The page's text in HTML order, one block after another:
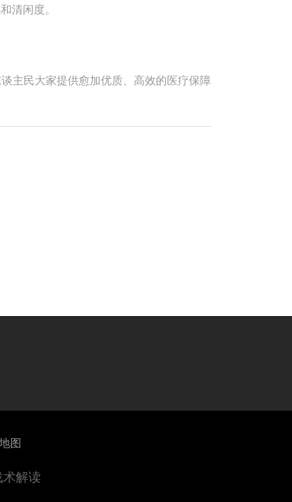
清闲度。
主民大家提供愈加优质、高效的医疗保障
图
解读